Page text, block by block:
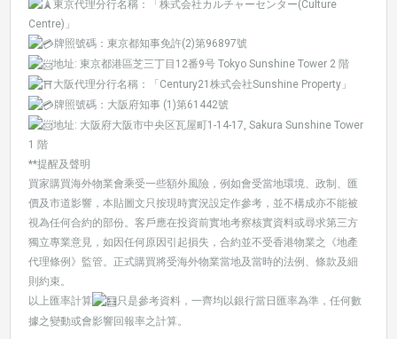
東京代理分行名稱：「株式会社カルチャーセンター(Culture
Centre)」
牌照號碼：東京都知事免許(2)第96897號
地址: 東京都港區芝三丁目12番9号 Tokyo Sunshine Tower 2 階
大阪代理分行名稱：「Century21株式会社Sunshine Property」
牌照號碼：大阪府知事 (1)第61442號
地址: 大阪府大阪市中央区瓦屋町1-14-17, Sakura Sunshine Tower
1 階
**提醒及聲明
買家購買海外物業會乘受一些額外風險，例如會受當地環境、政制、匯
價及市道影響，本貼圖文只按現時實況設定作參考，並不構成亦不能被
視為任何合約的部份。客戶應在投資前實地考察核實資料或尋求第三方
獨立專業意見，如因任何原因引起損失，合約並不受香港物業之《地產
代理條例》監管。正式購買將受海外物業當地及當時的法例、條款及細
則約束。
以上匯率計算
只是參考資料，一齊均以銀行當日匯率為準，任何數
據之變動或會影響回報率之計算。